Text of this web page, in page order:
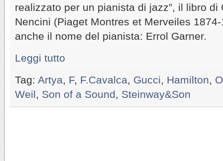
realizzato per un pianista di jazz”, il libro di
Nencini (Piaget Montres et Merveiles
anche il nome del pianista: Errol Garner.
Leggi tutto
Tag: Artya F, F.Cavalca Gucci Hamilton
Weil
Son of a Sound Steinway&Son